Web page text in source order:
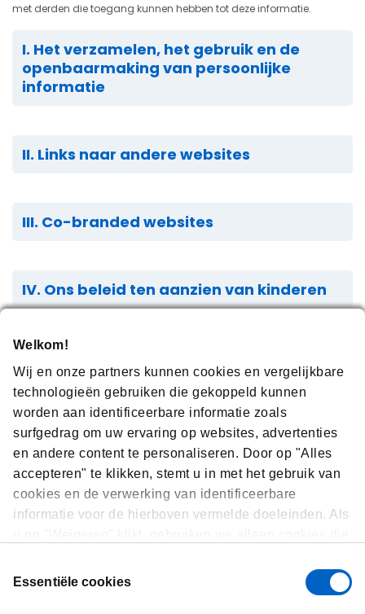
Welkom!
Wij en onze partners kunnen cookies en vergelijkbare
technologieën gebruiken die gekoppeld kunnen
worden aan identificeerbare informatie zoals
surfgedrag om uw ervaring op websites, advertenties
en andere content te personaliseren. Door op "Alles
accepteren" te klikken, stemt u in met het gebruik van
cookies en de verwerking van identificeerbare
informatie voor de hierboven vermelde doeleinden. Als
niet in staat zijn om onze website te optimaliseren en
Essentiële cookies
met derden die toegang kunnen hebben tot deze informatie.
I. Het verzamelen, het gebruik en de
openbaarmaking van persoonlijke
informatie
II. Links naar andere websites
III. Co-branded websites
IV. Ons beleid ten aanzien van kinderen
inbegrip van toegang tot en correctie
van persoonlijke informatie en
privacyklachten)
VI. Hoe wij persoonlijke informatie
bewaren en beschermen